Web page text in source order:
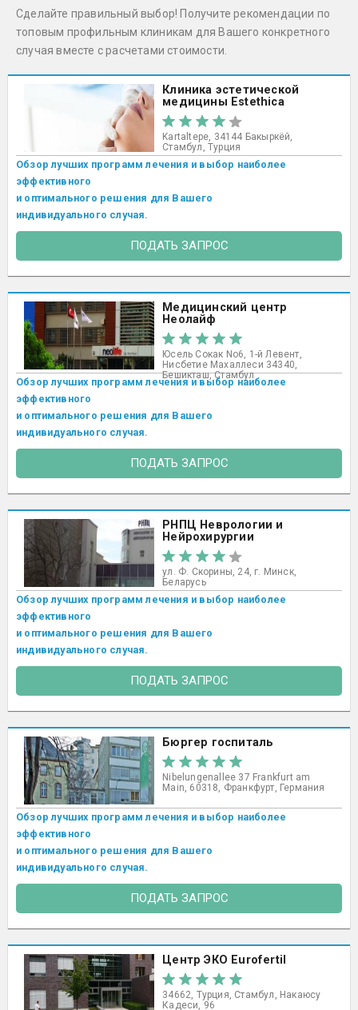
Сделайте правильный выбор! Получите рекомендации по
топовым профильным клиникам для Вашего конкретного
случая вместе с расчетами стоимости.
Клиника эстетической
медицины Estethica
Kartaltepe, 34144 Бакыркёй,
Стамбул, Турция
Обзор лучших программ лечения и выбор наиболее
эффективного
и оптимального решения для Вашего
индивидуального случая.
ПОДАТЬ ЗАПРОС
Медицинский центр
Неолайф
Юсель Сокак No6, 1-й Левент,
Нисбетие Махаллеси 34340,
Бешикташ, Стамбул ​
Обзор лучших программ лечения и выбор наиболее
эффективного
и оптимального решения для Вашего
индивидуального случая.
ПОДАТЬ ЗАПРОС
РНПЦ Неврологии и
Нейрохирургии
ул. Ф. Скорины, 24, г. Минск,
Беларусь
Обзор лучших программ лечения и выбор наиболее
эффективного
и оптимального решения для Вашего
индивидуального случая.
ПОДАТЬ ЗАПРОС
Бюргер госпиталь
Nibelungenallee 37 Frankfurt am
Main, 60318, Франкфурт, Германия
Обзор лучших программ лечения и выбор наиболее
эффективного
и оптимального решения для Вашего
индивидуального случая.
ПОДАТЬ ЗАПРОС
Центр ЭКО Eurofertil
34662, Турция, Стамбул, Накаюсу
Кадеси, 96